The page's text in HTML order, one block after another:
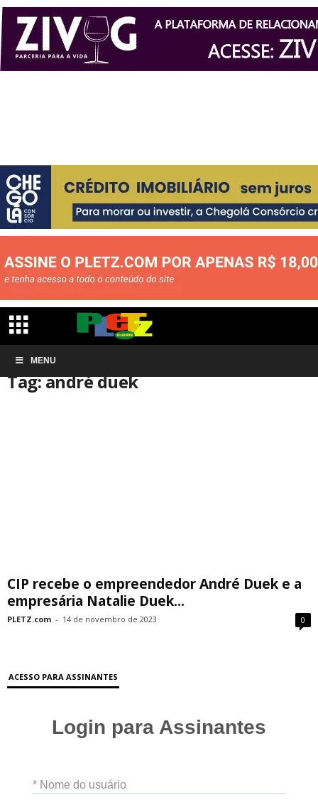
MENU
Início Tags
Tag: andré duek
CIP recebe o empreendedor André Duek e a
empresária Natalie Duek...
PLETZ.com - 14 de novembro de 2023 0
ACESSO PARA ASSINANTES
Login para Assinantes
* Nome do usuário